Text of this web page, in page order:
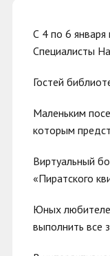
С 4 по 6
Специалисты
Гостей
Маленьким
которым
Виртуальный
«Пиратского
Юных
выполнить все